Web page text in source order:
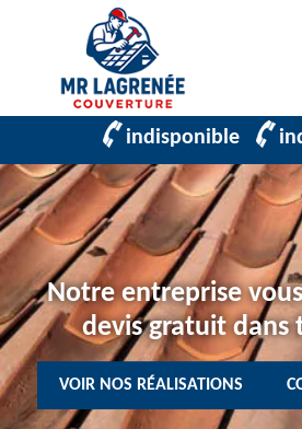
indisponible
Notre entreprise
devis gratuit dans
VOIR NOS RÉALISATIONS